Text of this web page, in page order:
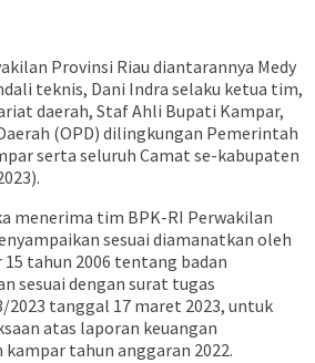
Provinsi Riau diantarannya Medy
teknis, Dani Indra selaku ketua tim,
daerah, Staf Ahli Bupati Kampar,
(OPD) dilingkungan Pemerintah
serta seluruh Camat se-kabupaten
menerima tim BPK-RI Perwakilan
sesuai diamanatkan oleh
tahun 2006 tentang badan
sesuai dengan surat tugas
2023 tanggal 17 maret 2023, untuk
atas laporan keuangan
tahun anggaran 2022.